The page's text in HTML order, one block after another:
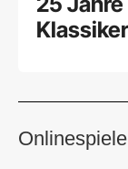
Onlinespiele